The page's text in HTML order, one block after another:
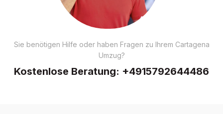
Sie benötigen Hilfe oder haben Fragen zu Ihrem Cartagena
Umzug?
Kostenlose Beratung: +4915792644486